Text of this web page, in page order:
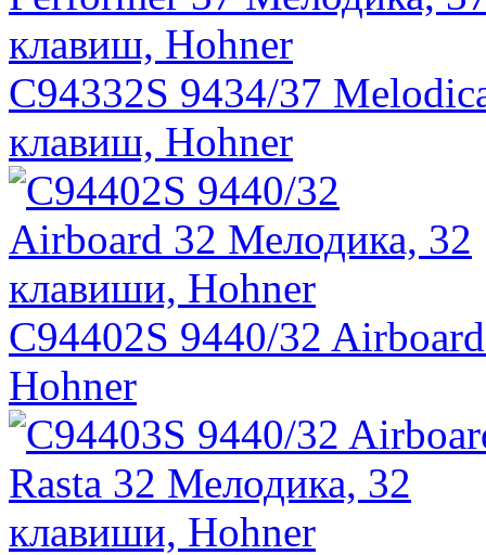
C94332S 9434/37
клавиш, Hohner
C94402S 9440/32
Hohner